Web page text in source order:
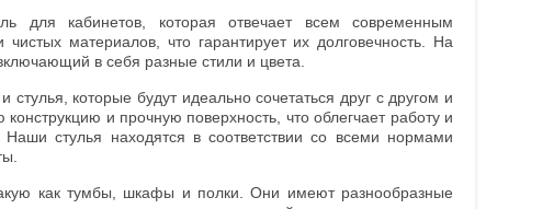
для кабинетов, которая отвечает всем современным
материалов, что гарантирует их долговечность. На
в себя разные стили и цвета.
которые будут идеально сочетаться друг с другом и
и прочную поверхность, что облегчает работу и
стулья находятся в соответствии со всеми нормами
как тумбы, шкафы и полки. Они имеют разнообразные